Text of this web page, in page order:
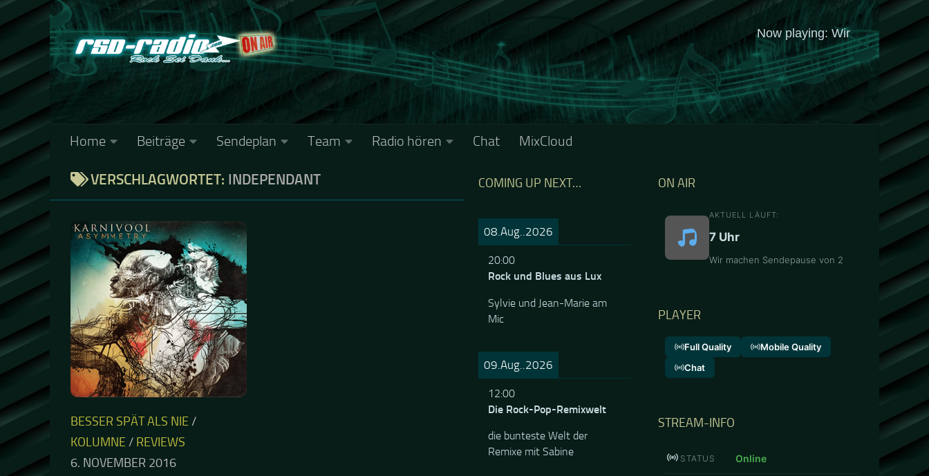
Zum Inhalt springen
Home Beiträge Sendeplan Team Radio hören Chat MixCloud
VERSCHLAGWORTET: INDEPENDANT
BESSER SPÄT ALS NIE /
KOLUMNE / REVIEWS
6. NOVEMBER 2016
ON AIR
AKTUELL LÄUFT:
7 Uhr
Wir machen Sendepause von 2
PLAYER
Full Quality
Mobile Quality
Chat
STREAM-INFO
STATUS Online
COMING UP NEXT…
08.Aug..2026
20:00
Rock und Blues aus Lux
Sylvie und Jean-Marie am
Mic
09.Aug..2026
12:00
Die Rock-Pop-Remixwelt
die bunteste Welt der
Remixe mit Sabine